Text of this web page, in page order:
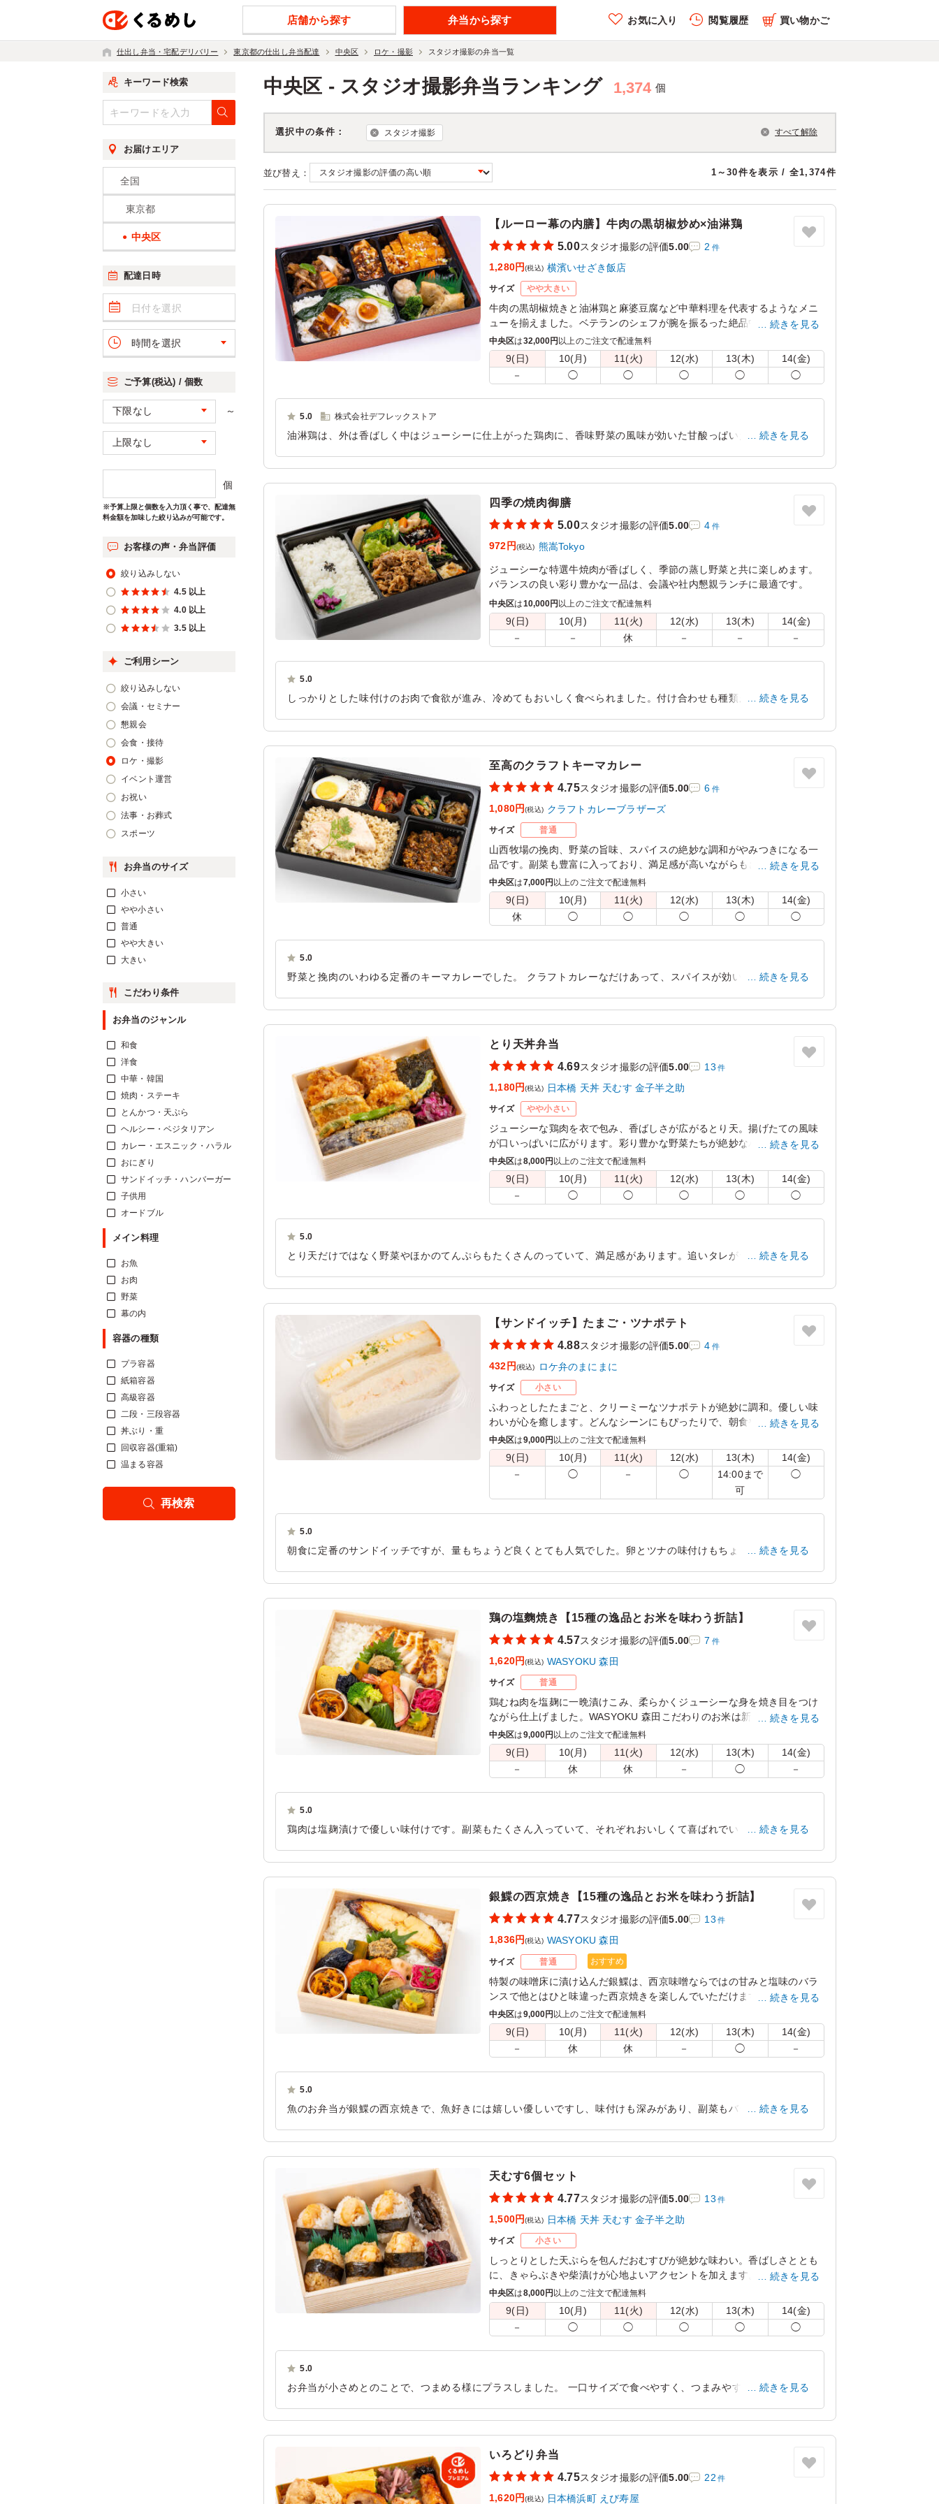
店舗から探す 弁当から探す お気に入り 閲覧履歴 買い物かご
仕出し弁当・宅配デリバリー 東京都の仕出し弁当配達 中央区 ロケ・撮影 スタジオ撮影の弁当一覧
中央区 - スタジオ撮影弁当ランキング 1,374 個
選択中の条件： スタジオ撮影 すべて解除
並び替え： 1～30件を表示 / 全1,374件
【ルーロー幕の内膳】牛肉の黒胡椒炒め×油淋鶏
5.00スタジオ撮影の評価5.00 2 件
1,280円(税込) 横濱いせざき飯店
サイズ やや大きい
牛肉の黒胡椒焼きと油淋鶏と麻婆豆腐など中華料理を代表するようなメニ
ューを揃えました。ベテランのシェフが腕を振るった絶品中華をお楽しみ
ください。
続きを見る
中央区は32,000円 以上のご注文で配達無料
9(日) 10(月) 11(火) 12(水) 13(木) 14(金)
－ ◯ ◯ ◯ ◯ ◯
5.0 株式会社デフレックストア
油淋鶏は、外は香ばしく中はジューシーに仕上がった鶏肉に、香味野菜の風味が効いた甘酸っぱいたれがよく絡
ただけました。
続きを見る
四季の焼肉御膳
5.00スタジオ撮影の評価5.00 4 件
972円(税込) 熊嵩Tokyo
ジューシーな特選牛焼肉が香ばしく、季節の蒸し野菜と共に楽しめます。
バランスの良い彩り豊かな一品は、会議や社内懇親ランチに最適です。
中央区は10,000円 以上のご注文で配達無料
9(日) 10(月) 11(火) 12(水) 13(木) 14(金)
－ － 休 － － －
5.0
しっかりとした味付けのお肉で食欲が進み、冷めてもおいしく食べられました。付け合わせも種類があり満足感が
続きを見る
至高のクラフトキーマカレー
4.75スタジオ撮影の評価5.00 6 件
1,080円(税込) クラフトカレーブラザーズ
サイズ 普通
山西牧場の挽肉、野菜の旨味、スパイスの絶妙な調和がやみつきになる一
品です。副菜も豊富に入っており、満足感が高いながらもさらっとお召し
上がりいただける、クラフトカレーブラザーズでも人気の商品です。
※ご飯の種類を下記プルダウンよりお選びください。
※おしぼりが必要な場合は連絡事項にご記入ください。
続きを見る
中央区は7,000円 以上のご注文で配達無料
9(日) 10(月) 11(火) 12(水) 13(木) 14(金)
休 ◯ ◯ ◯ ◯ ◯
5.0
野菜と挽肉のいわゆる定番のキーマカレーでした。 クラフトカレーなだけあって、スパイスが効いていてさっぱ
続きを見る
とり天丼弁当
4.69スタジオ撮影の評価5.00 13 件
1,180円(税込) 日本橋 天丼 天むす 金子半之助
サイズ やや小さい
ジューシーな鶏肉を衣で包み、香ばしさが広がるとり天。揚げたての風味
が口いっぱいに広がります。彩り豊かな野菜たちが絶妙なバランスを生み
出し、どんなシーンでも楽しめる一品です。
続きを見る
中央区は8,000円 以上のご注文で配達無料
9(日) 10(月) 11(火) 12(水) 13(木) 14(金)
－ ◯ ◯ ◯ ◯ ◯
5.0
とり天だけではなく野菜やほかのてんぷらもたくさんのっていて、満足感があります。追いタレがついているので
続きを見る
【サンドイッチ】たまご・ツナポテト
4.88スタジオ撮影の評価5.00 4 件
432円(税込) ロケ弁のまにまに
サイズ 小さい
ふわっとしたたまごと、クリーミーなツナポテトが絶妙に調和。優しい味
わいが心を癒します。どんなシーンにもぴったりで、朝食や軽食に最適な
一品です。彩り豊かな具材が目を引き、食べる楽しさを引き立てます。
※サンドイッチはラップに包んでお届けします。
続きを見る
中央区は9,000円 以上のご注文で配達無料
9(日) 10(月) 11(火) 12(水) 13(木) 14(金)
－ ◯ － ◯
14:00まで
可
◯
5.0
朝食に定番のサンドイッチですが、量もちょうど良くとても人気でした。卵とツナの味付けもちょうど良くてとて
続きを見る
鶏の塩麴焼き【15種の逸品とお米を味わう折詰】
4.57スタジオ撮影の評価5.00 7 件
1,620円(税込) WASYOKU 森田
サイズ 普通
鶏むね肉を塩麹に一晩漬けこみ、柔らかくジューシーな身を焼き目をつけ
ながら仕上げました。WASYOKU 森田こだわりのお米は新潟県糸魚川産の
コシヒカリ。召し上がっていただくと、みずみずしさとお米の甘さに驚い
ていただけると思います。15種の繊細で華やかな副菜と共にお楽しみくだ
さい。会議などに最適です。
続きを見る
中央区は9,000円 以上のご注文で配達無料
9(日) 10(月) 11(火) 12(水) 13(木) 14(金)
－ 休 休 － ◯ －
5.0
鶏肉は塩麹漬けで優しい味付けです。副菜もたくさん入っていて、それぞれおいしくて喜ばれでいました。ごはん
続きを見る
銀鰈の西京焼き【15種の逸品とお米を味わう折詰】
4.77スタジオ撮影の評価5.00 13 件
1,836円(税込) WASYOKU 森田
サイズ 普通 おすすめ
特製の味噌床に漬け込んだ銀鰈は、⻄京味噌ならではの⽢みと塩味のバラ
ンスで他とはひと味違った⻄京焼きを楽しんでいただけます。WASYOKU
森田でも一番人気のメインです。お米は新潟県糸魚川産のコシヒカリ。口
の中に入れるとジューシーさとお米の甘みが広がります。お米の美味しさ
を味わっていただけるお米です。15種の店主の腕が光る繊細で豊かな味わ
いの副菜と共にお召し上がりください。会議やおもてなしにおすすめで
す。
続きを見る
中央区は9,000円 以上のご注文で配達無料
9(日) 10(月) 11(火) 12(水) 13(木) 14(金)
－ 休 休 － ◯ －
5.0
魚のお弁当が銀鰈の西京焼きで、魚好きには嬉しい優しいですし、味付けも深みがあり、副菜もバランスよく入っ
続きを見る
天むす6個セット
4.77スタジオ撮影の評価5.00 13 件
1,500円(税込) 日本橋 天丼 天むす 金子半之助
サイズ 小さい
しっとりとした天ぷらを包んだおむすびが絶妙な味わい。香ばしさととも
に、きゃらぶきや柴漬けが心地よいアクセントを加えます。お集まりの席
や接待にぴったりです。日本橋 天丼 天むす 金子半之助の天むすで特別な
ひとときをお楽しみください。
続きを見る
中央区は8,000円 以上のご注文で配達無料
9(日) 10(月) 11(火) 12(水) 13(木) 14(金)
－ ◯ ◯ ◯ ◯ ◯
5.0
お弁当が小さめとのことで、つまめる様にプラスしました。 一口サイズで食べやすく、つまみやすいので差し入
い点も助かりました。
続きを見る
いろどり弁当
4.75スタジオ撮影の評価5.00 22 件
1,620円(税込) 日本橋浜町 えび寿屋
キーワード検索
お届けエリア
全国
東京都
中央区
配達日時
時間を選択
ご予算(税込) / 個数
～
個
※予算上限と個数を入力頂く事で、配達無
料金額を加味した絞り込みが可能です。
お客様の声・弁当評価
絞り込みしない
4.5 以上
4.0 以上
3.5 以上
ご利用シーン
絞り込みしない
会議・セミナー
懇親会
会食・接待
ロケ・撮影
イベント運営
お祝い
法事・お葬式
スポーツ
お弁当のサイズ
小さい
やや小さい
普通
やや大きい
大きい
こだわり条件
お弁当のジャンル
和食
洋食
中華・韓国
焼肉・ステーキ
とんかつ・天ぷら
ヘルシー・ベジタリアン
カレー・エスニック・ハラル
おにぎり
サンドイッチ・ハンバーガー
子供用
オードブル
メイン料理
お魚
お肉
野菜
幕の内
容器の種類
プラ容器
紙箱容器
高級容器
二段・三段容器
丼ぶり・重
回収容器(重箱)
温まる容器
再検索